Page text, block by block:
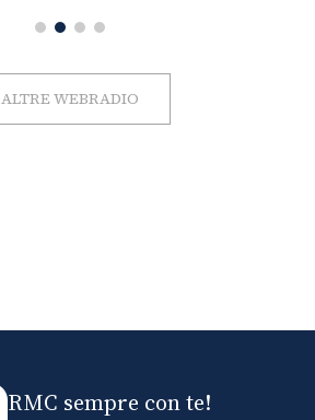
ALTRE WEBRADIO
RMC sempre con te!